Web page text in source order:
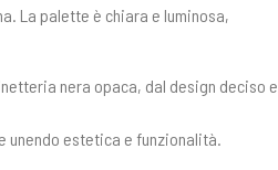
La palette è chiara e luminosa,
nera opaca, dal design deciso e
unendo estetica e funzionalità.